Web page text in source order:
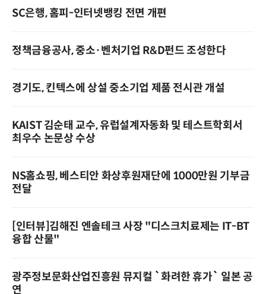
SC은행, 홈피-인터넷뱅킹 전면 개편
정책금융공사, 중소·벤처기업 R&D펀드 조성한다
경기도, 킨텍스에 상설 중소기업 제품 전시관 개설
KAIST 김순태 교수, 유럽설계자동화 및 테스트학회서
최우수 논문상 수상
NS홈쇼핑, 베스티안 화상후원재단에 1000만원 기부금
전달
[인터뷰]김해진 엔솔테크 사장 "디스크치료제는 IT-BT
융합 산물"
광주정보문화산업진흥원 뮤지컬 `화려한 휴가` 일본 공
연